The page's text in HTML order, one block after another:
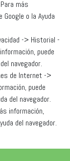
más
o la Ayuda
-> Historial -
puede
navegador.
de Internet ->
puede
del navegador.
información,
del navegador.